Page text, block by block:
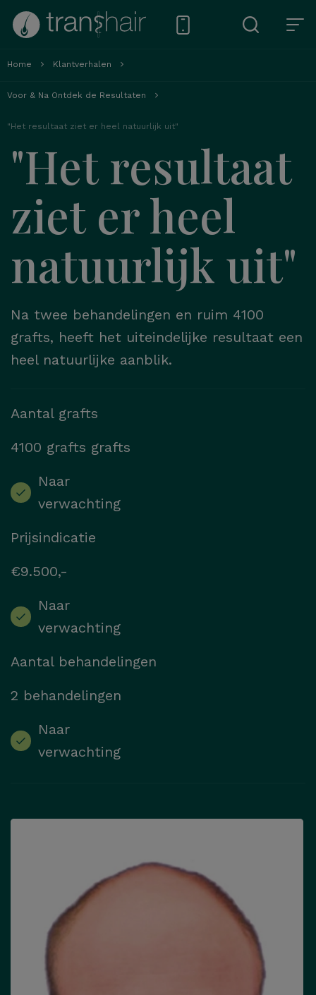
Home Klantverhalen
Voor & Na Ontdek de Resultaten
"Het resultaat ziet er heel natuurlijk uit"
"Het resultaat
ziet er heel
natuurlijk uit"
Na twee behandelingen en ruim 4100
grafts, heeft het uiteindelijke resultaat een
heel natuurlijke aanblik.
Aantal grafts
4100 grafts grafts
Naar
verwachting
Prijsindicatie
€9.500,-
Naar
verwachting
Aantal behandelingen
2 behandelingen
Naar
verwachting